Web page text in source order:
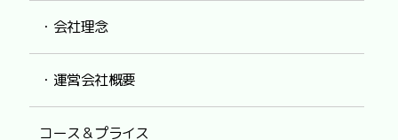
・会社理念
・運営会社概要
コース＆プライス